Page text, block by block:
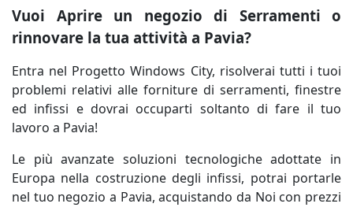
Vuoi Aprire un negozio di Serramenti o
rinnovare la tua attività a Pavia?
Entra nel Progetto Windows City, risolverai tutti i tuoi
problemi relativi alle forniture di serramenti, finestre
ed infissi e dovrai occuparti soltanto di fare il tuo
lavoro a Pavia!
Le più avanzate soluzioni tecnologiche adottate in
Europa nella costruzione degli infissi, potrai portarle
nel tuo negozio a Pavia, acquistando da Noi con prezzi